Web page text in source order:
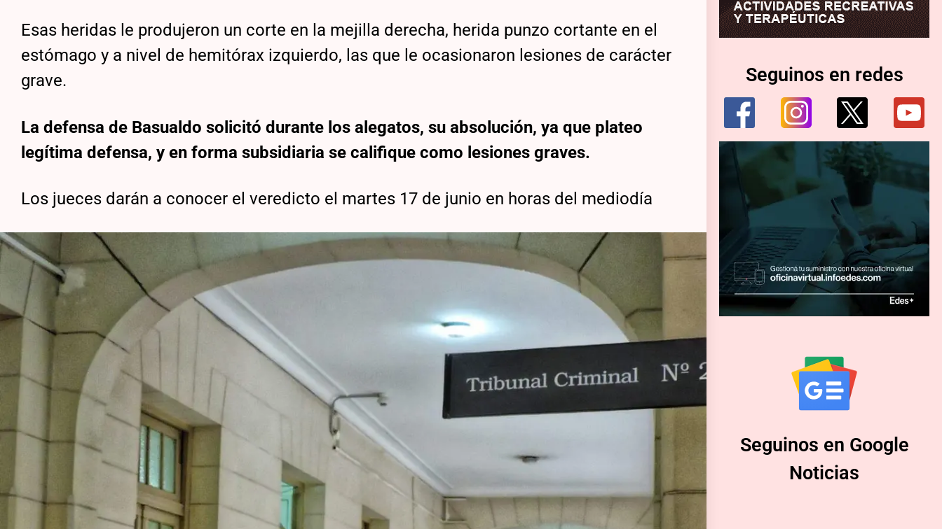
Esas heridas le produjeron un corte en la mejilla derecha, herida punzo cortante en el
estómago y a nivel de hemitórax izquierdo, las que le ocasionaron lesiones de carácter
grave.
La defensa de Basualdo solicitó durante los alegatos, su absolución, ya que plateo
legítima defensa, y en forma subsidiaria se califique como lesiones graves.
Los jueces darán a conocer el veredicto el martes 17 de junio en horas del mediodía
Seguinos en redes
Seguinos en Google
Noticias